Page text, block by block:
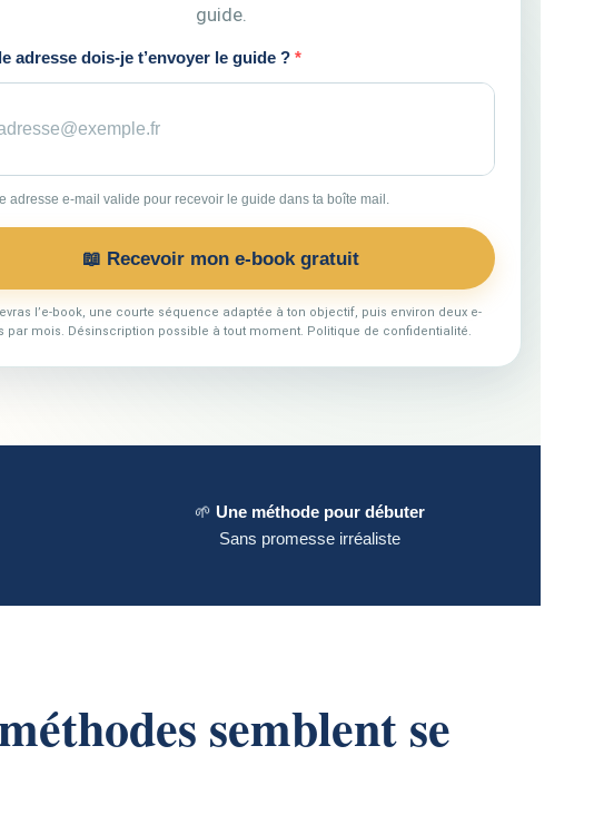
guide.
adresse dois-je t’envoyer le guide ?
adresse e-mail valide pour recevoir le guide dans ta boîte mail.
📖 Recevoir mon e-book gratuit
l’e-book, une courte séquence adaptée à ton objectif, puis environ deux e-
par mois. Désinscription possible à tout moment. Politique de confidentialité.
🌱 Une méthode pour débuter
Sans promesse irréaliste
semblent se